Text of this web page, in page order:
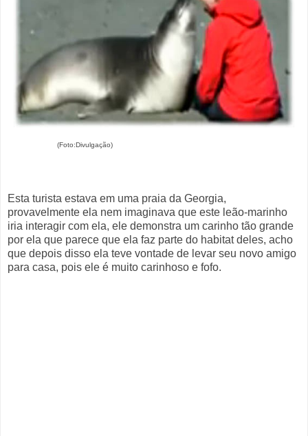
(Foto:Divulgação)
Esta turista estava em uma praia da Georgia,
provavelmente ela nem imaginava que este leão-marinho
iria interagir com ela, ele demonstra um carinho tão grande
por ela que parece que ela faz parte do habitat deles, acho
que depois disso ela teve vontade de levar seu novo amigo
para casa, pois ele é muito carinhoso e fofo.